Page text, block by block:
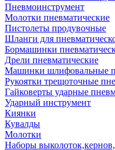
Пневмоинструмент
Молотки пневматические
Пистолеты продувочные
Шланги для
Бормашинки
Дрели пневматические
Машинки шлифовальные
Рукоятки трещоточные
Гайковерты ударные
Ударный инструмент
Киянки
Кувалды
Молотки
Наборы